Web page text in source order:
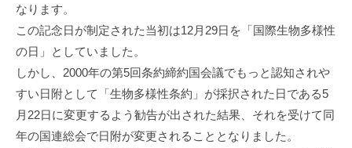
なります。
この記念⽇が制定された当初は12⽉29⽇を「国際⽣物多様性
の⽇」としていました。
しかし、2000年の第5回条約締約国会議でもっと認知されや
すい⽇附として「⽣物多様性条約」が採択された⽇である5
⽉22⽇に変更するよう勧告が出された結果、それを受けて同
年の国連総会で⽇附が変更されることとなりました。